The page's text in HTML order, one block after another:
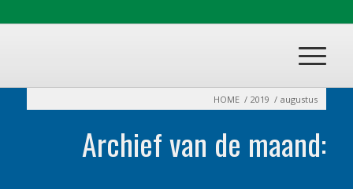
HOME / 2019 / augustus
Archief van de maand: